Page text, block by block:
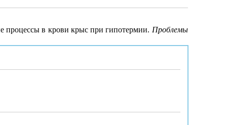
в крови крыс при гипотермии. Проблемы